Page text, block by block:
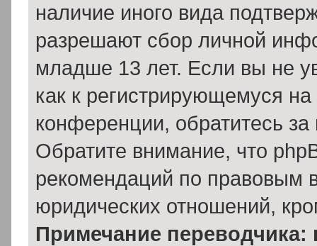
наличие иного вида
разрешают сбор личной
младше 13 лет. Если вы не
как к регистрирующемуся
конференции, обратитесь
Обратите внимание, что
рекомендаций по правовым
юридических отношений,
Примечание переводчика: